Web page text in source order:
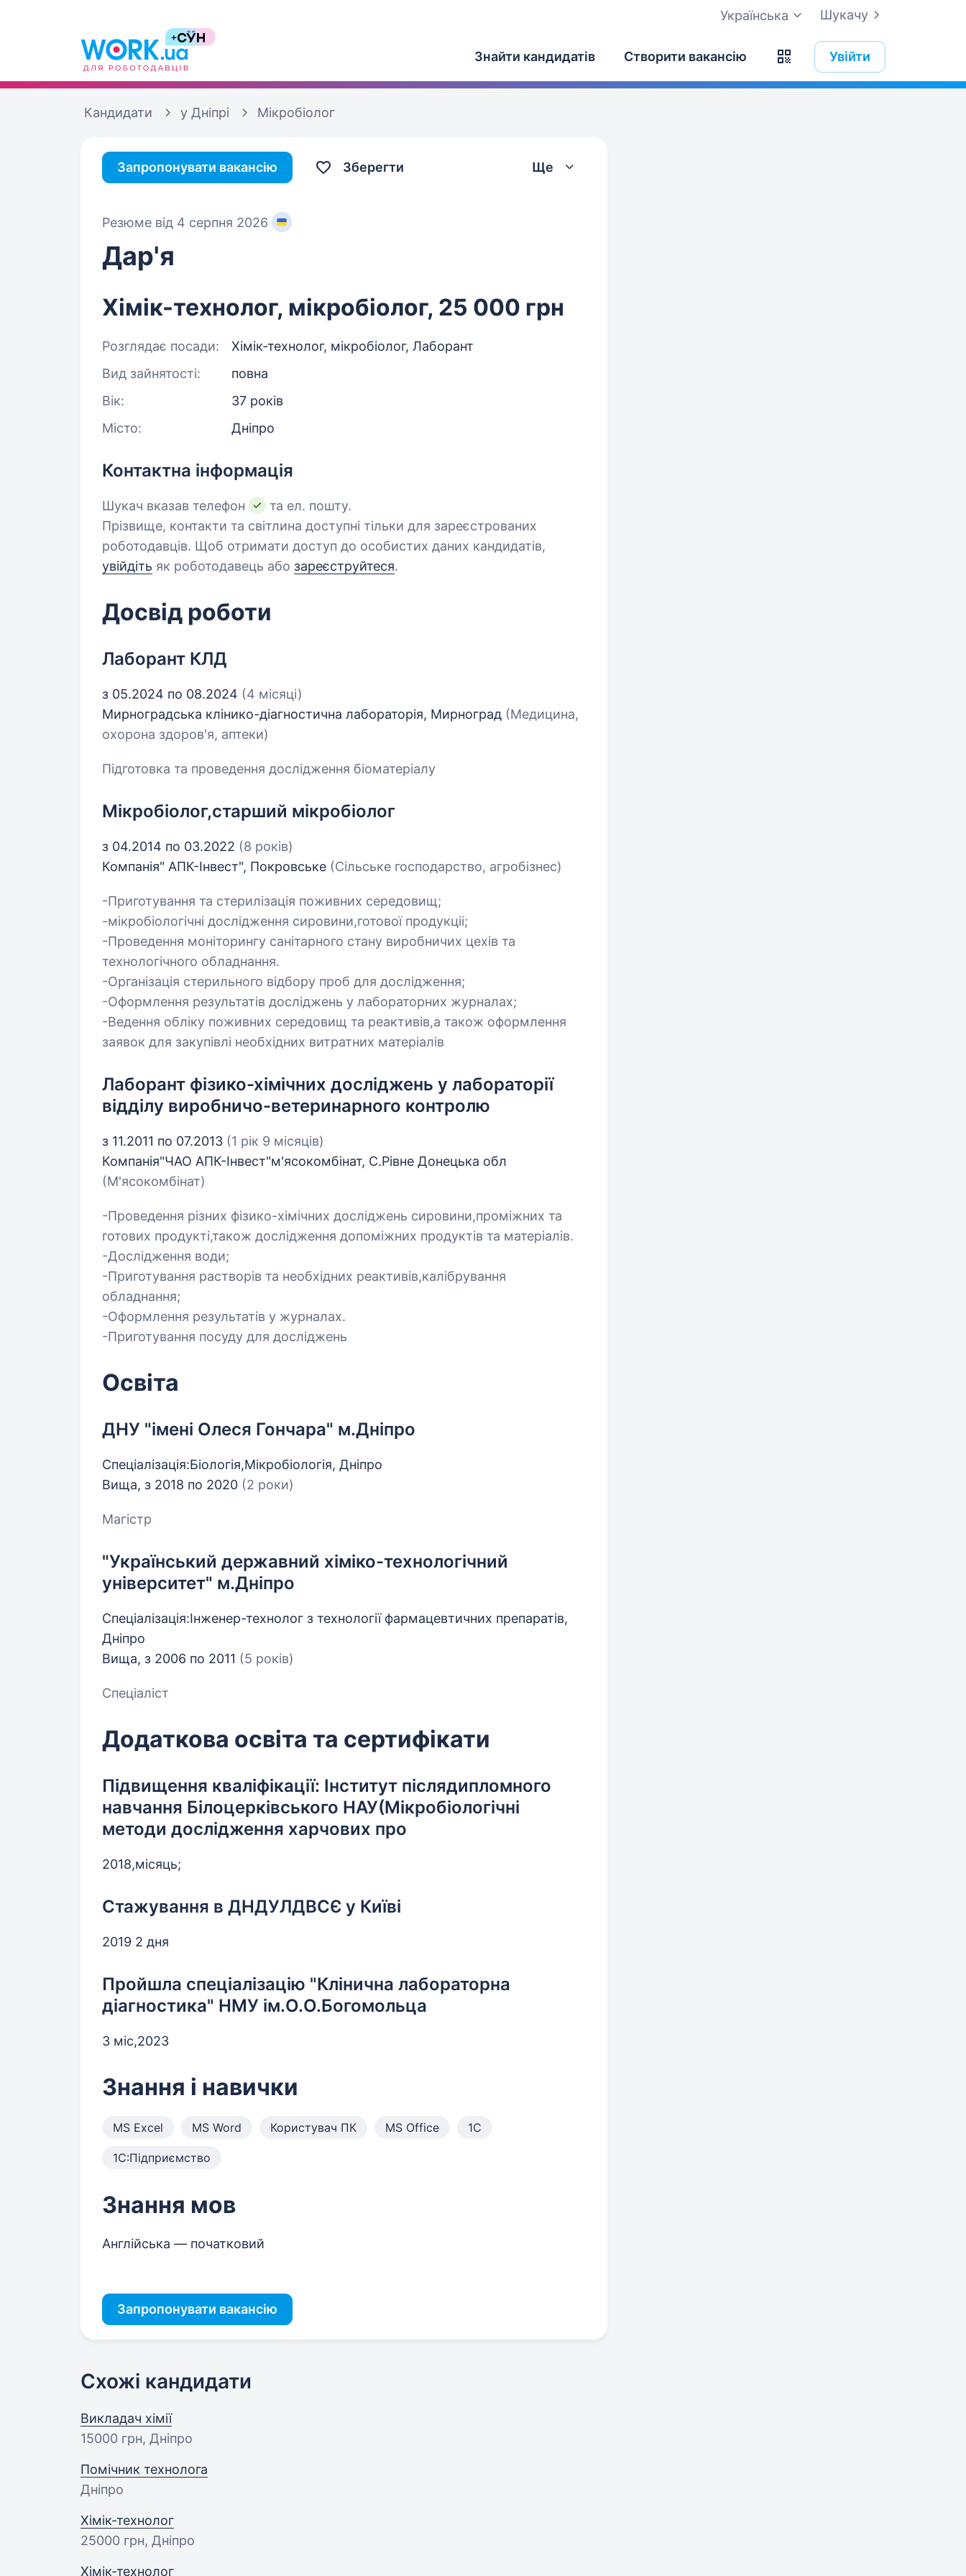
Шукачу
Українська
Знайти кандидатів Створити вакансію Увійти
Кандидати у Дніпрі Мікробіолог
Запропонувати вакансію Зберегти Ще
Резюме від 4 серпня 2026
Дар'я
Хімік-технолог, мікробіолог, 25 000 грн
Розглядає посади:
Хімік-технолог, мікробіолог, Лаборант
Вид зайнятості:
повна
Вік:
37 років
Місто:
Дніпро
Контактна інформація
Шукач вказав телефон
та ел. пошту.
Прізвище, контакти та світлина доступні тільки для зареєстрованих
роботодавців. Щоб отримати доступ до особистих даних кандидатів,
увійдіть як роботодавець або зареєструйтеся.
Досвід роботи
Лаборант КЛД
з 05.2024 по 08.2024 (4 місяці)
Мирноградська клінико-діагностична лабораторія, Мирноград (Медицина,
охорона здоров'я, аптеки)
Підготовка та проведення дослідження біоматеріалу
Мікробіолог,старший мікробіолог
з 04.2014 по 03.2022 (8 років)
Компанія" АПК-Інвест", Покровське (Сільське господарство, агробізнес)
-Приготування та стерилізація поживних середовищ;
-мікробіологічні дослідження сировини,готової продукціі;
-Проведення моніторингу санітарного стану виробничих цехів та
технологічного обладнання.
-Організація стерильного відбору проб для дослідження;
-Оформлення результатів досліджень у лабораторних журналах;
-Ведення обліку поживних середовищ та реактивів,а також оформлення
заявок для закупівлі необхідних витратних матеріалів
Лаборант фізико-хімічних досліджень у лабораторії
відділу виробничо-ветеринарного контролю
з 11.2011 по 07.2013 (1 рік 9 місяців)
Компанія"ЧАО АПК-Інвест"м'ясокомбінат, С.Рівне Донецька обл
(М'ясокомбінат)
-Проведення різних фізико-хімічних досліджень сировини,проміжних та
готових продукті,також дослідження допоміжних продуктів та матеріалів.
-Дослідження води;
-Приготування растворів та необхідних реактивів,калібрування
обладнання;
-Оформлення результатів у журналах.
-Приготування посуду для досліджень
Освіта
ДНУ "імені Олеся Гончара" м.Дніпро
Спеціалізація:Біологія,Мікробіологія, Дніпро
Вища, з 2018 по 2020 (2 роки)
Магістр
"Український державний хіміко-технологічний
університет" м.Дніпро
Спеціалізація:Інженер-технолог з технології фармацевтичних препаратів,
Дніпро
Вища, з 2006 по 2011 (5 років)
Спеціаліст
Додаткова освіта та сертифікати
Підвищення кваліфікації: Інститут післядипломного
навчання Білоцерківського НАУ(Мікробіологічні
методи дослідження харчових про
2018,місяць;
Стажування в ДНДУЛДВСЄ у Київі
2019 2 дня
Пройшла спеціалізацію "Клінична лабораторна
діагностика" НМУ ім.О.О.Богомольца
3 міс,2023
Знання і навички
MS Excel MS Word Користувач ПК MS Office 1С
1С:Підприємство
Знання мов
Англійська — початковий
Запропонувати вакансію
Схожі кандидати
Викладач хімії
15000 грн, Дніпро
Помічник технолога
Дніпро
Хімік-технолог
25000 грн, Дніпро
Хімік-технолог